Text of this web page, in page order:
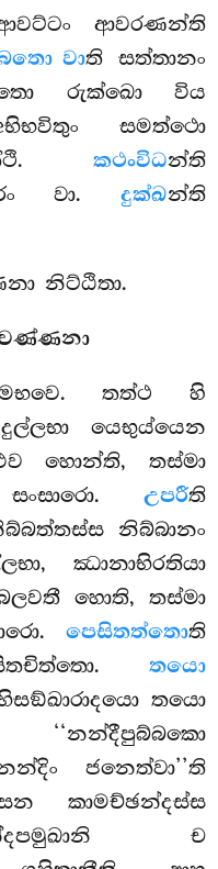
ආවරණන්ති
වාති සත්තානං
රුක්ඛො විය
සමත්ථො
කථංවිධන්ති
වා. දුක්ඛන්ති
නිට්ඨිතා.
තත්ථ හි
යෙභුය්යෙන
හොන්ති, තස්මා
උපරීති
නිබ්බානං
ඣානාභිරතියා
හොති, තස්මා
පෙසිතත්තොති
තයො
තයො
ජනෙත්වා’’ති
කාමච්ඡන්දස්ස
ච